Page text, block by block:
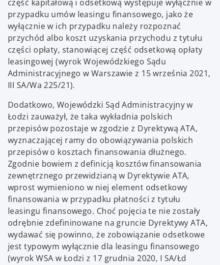
część kapitałową i odsetkową występuje wyłącznie w
przypadku umów leasingu finansowego, jako że
wyłącznie w ich przypadku należy rozpoznać
przychód albo koszt uzyskania przychodu z tytułu
części opłaty, stanowiącej część odsetkową opłaty
leasingowej (wyrok Wojewódzkiego Sądu
Administracyjnego w Warszawie z 15 września 2021,
III SA/Wa 225/21).
Dodatkowo, Wojewódzki Sąd Administracyjny w
Łodzi zauważył, że taka wykładnia polskich
przepisów pozostaje w zgodzie z Dyrektywą ATA,
wyznaczającej ramy do obowiązywania polskich
przepisów o kosztach finansowania dłużnego.
Zgodnie bowiem z definicją kosztów finansowania
zewnętrznego przewidzianą w Dyrektywie ATA,
wprost wymieniono w niej element odsetkowy
finansowania w przypadku płatności z tytułu
leasingu finansowego. Choć pojęcia te nie zostały
odrębnie zdefininowane na gruncie Dyrektywy ATA,
wydawać się powinno, że zobowiązanie odsetkowe
jest typowym wyłącznie dla leasingu finansowego
(wyrok WSA w Łodzi z 17 grudnia 2020, I SA/Łd